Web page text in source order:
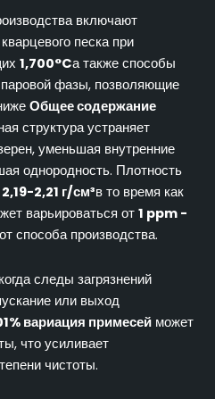
включают
песка при
1,700°Cа также способы
фазы, позволяющие
Общее содержание
структура устраняет
уменьшая внутренние
однородность. Плотность
2,19-2,21 г/см³в то время как
варьироваться от 1 ppm -
способа производства.
следы загрязнений
или выход
вариация примесей может
что усиливает
чистоты.